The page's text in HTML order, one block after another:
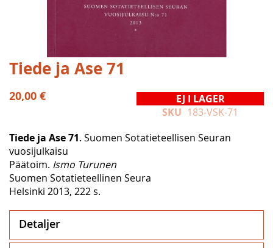
Hoppa
till
början
av
Tiede ja Ase 71
20,00 €
EJ I LAGER
SKU 183-VSK-71
Tiede ja Ase 71. Suomen Sotatieteellisen Seuran
vuosijulkaisu
Päätoim. Ismo Turunen
Suomen Sotatieteellinen Seura
Helsinki 2013, 222 s.
Detaljer